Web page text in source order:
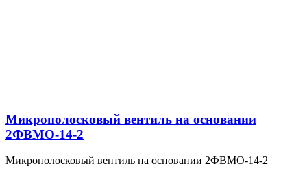
Микрополосковый вентиль на основании
2ФВМO-14-2
Микрополосковый вентиль на основании 2ФВМO-14-2